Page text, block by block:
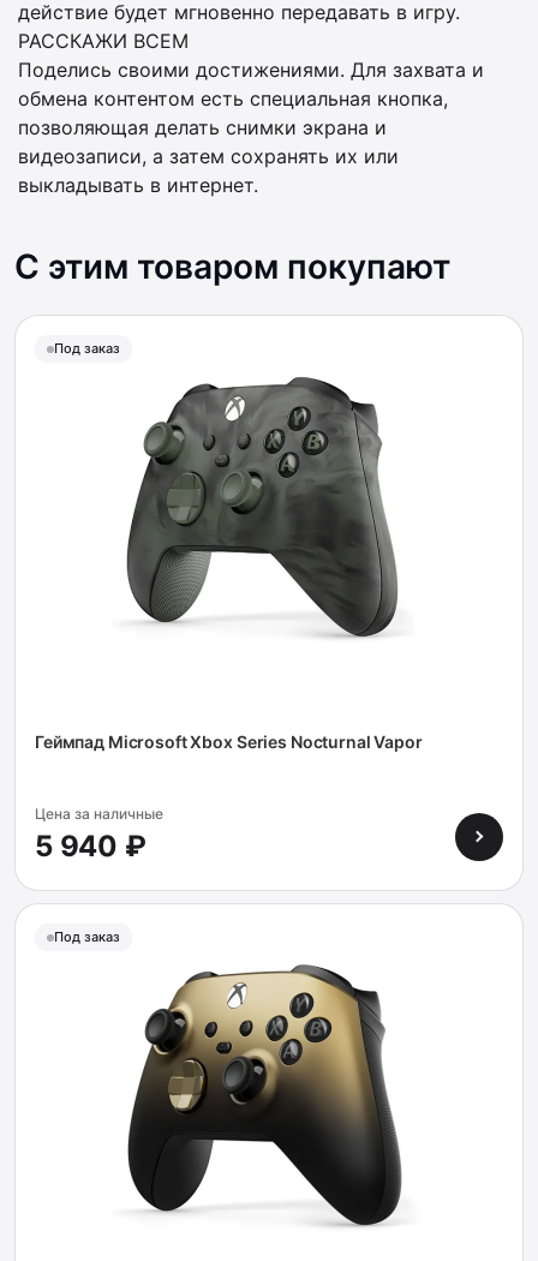
действие будет мгновенно передавать в игру.
РАССКАЖИ ВСЕМ
Поделись своими достижениями. Для захвата и
обмена контентом есть специальная кнопка,
позволяющая делать снимки экрана и
видеозаписи, а затем сохранять их или
выкладывать в интернет.
С этим товаром покупают
Под заказ
Геймпад Microsoft Xbox Series Nocturnal Vapor
Цена за наличные
5 940 ₽
Под заказ